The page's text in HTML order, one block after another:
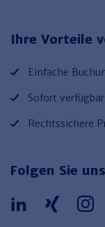
Ihre Vorteile
Einfache
Sofort verfügbar
Rechtssichere
Folgen Sie